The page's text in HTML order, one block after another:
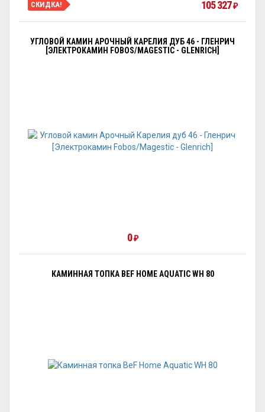
СКИДКА! 105 327₽
УГЛОВОЙ КАМИН АРОЧНЫЙ КАРЕЛИЯ ДУБ 46 - ГЛЕНРИЧ
[ЭЛЕКТРОКАМИН FOBOS/MAGESTIC - GLENRICH]
0₽
КАМИННАЯ ТОПКА BEF HOME AQUATIC WH 80